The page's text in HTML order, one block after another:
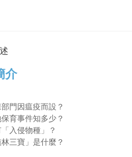
介
門因瘟疫而設？
育事件知多少？
入侵物種」？
三寶」是什麼？